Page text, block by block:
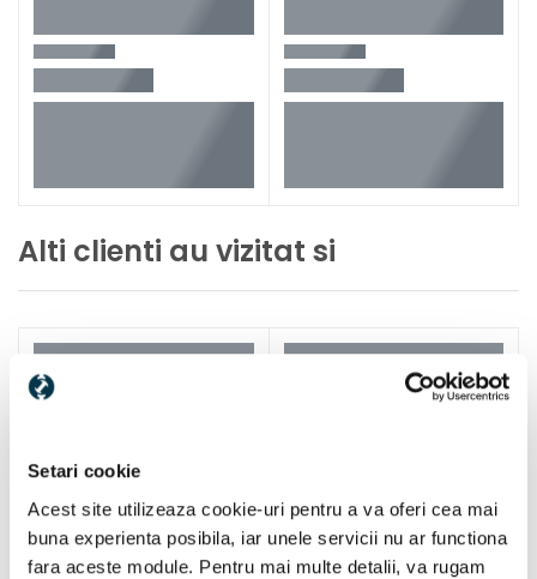
Setari cookie
Acest site utilizeaza cookie-uri pentru a va oferi cea mai
buna experienta posibila, iar unele servicii nu ar functiona
fara aceste module. Pentru mai multe detalii, va rugam
Alti clienti au vizitat si